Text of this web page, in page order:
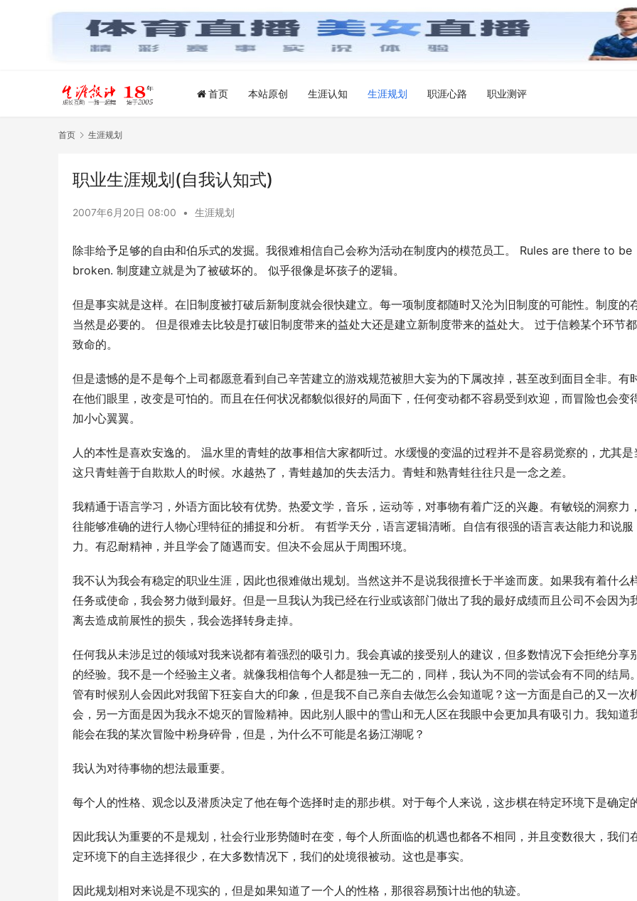
首页 本站原创 生涯认知 生涯规划 职涯心路 职业测评
首页 生涯规划
职业生涯规划(自我认知式)
2007年6月20日 08:00 • 生涯规划
除非给予足够的自由和伯乐式的发掘。我很难相信自己会称为活动在制度内的模范员工。 Rules are there to be
broken. 制度建立就是为了被破坏的。 似乎很像是坏孩子的逻辑。
但是事实就是这样。在旧制度被打破后新制度就会很快建立。每一项制度都随时又沦为旧制度的可能性。制度的
当然是必要的。 但是很难去比较是打破旧制度带来的益处大还是建立新制度带来的益处大。 过于信赖某个环节
致命的。
但是遗憾的是不是每个上司都愿意看到自己辛苦建立的游戏规范被胆大妄为的下属改掉，甚至改到面目全非。有
在他们眼里，改变是可怕的。而且在任何状况都貌似很好的局面下，任何变动都不容易受到欢迎，而冒险也会变
加小心翼翼。
人的本性是喜欢安逸的。 温水里的青蛙的故事相信大家都听过。水缓慢的变温的过程并不是容易觉察的，尤其是
这只青蛙善于自欺欺人的时候。水越热了，青蛙越加的失去活力。青蛙和熟青蛙往往只是一念之差。
我精通于语言学习，外语方面比较有优势。热爱文学，音乐，运动等，对事物有着广泛的兴趣。有敏锐的洞察力
往能够准确的进行人物心理特征的捕捉和分析。 有哲学天分，语言逻辑清晰。自信有很强的语言表达能力和说服
力。有忍耐精神，并且学会了随遇而安。但决不会屈从于周围环境。
我不认为我会有稳定的职业生涯，因此也很难做出规划。当然这并不是说我很擅长于半途而废。如果我有着什么
任务或使命，我会努力做到最好。但是一旦我认为我已经在行业或该部门做出了我的最好成绩而且公司不会因为
离去造成前展性的损失，我会选择转身走掉。
任何我从未涉足过的领域对我来说都有着强烈的吸引力。我会真诚的接受别人的建议，但多数情况下会拒绝分享
的经验。我不是一个经验主义者。就像我相信每个人都是独一无二的，同样，我认为不同的尝试会有不同的结局
管有时候别人会因此对我留下狂妄自大的印象，但是我不自己亲自去做怎么会知道呢？这一方面是自己的又一次
会，另一方面是因为我永不熄灭的冒险精神。因此别人眼中的雪山和无人区在我眼中会更加具有吸引力。我知道
能会在我的某次冒险中粉身碎骨，但是，为什么不可能是名扬江湖呢？
我认为对待事物的想法最重要。
因此我认为重要的不是规划，社会行业形势随时在变，每个人所面临的机遇也都各不相同，并且变数很大，我们
定环境下的自主选择很少，在大多数情况下，我们的处境很被动。这也是事实。
因此规划相对来说是不现实的，但是如果知道了一个人的性格，那很容易预计出他的轨迹。